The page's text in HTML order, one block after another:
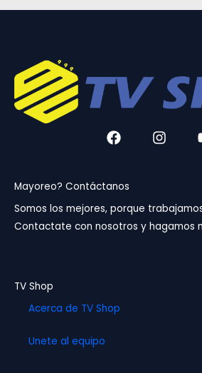
F
a
b
o
o
k
I
n
g
r
a
Mayoreo? Contáctanos
Somos los mejores, porque
Contactate con nosotros y hagamos
TV Shop
Acerca de TV Shop
Unete al equipo